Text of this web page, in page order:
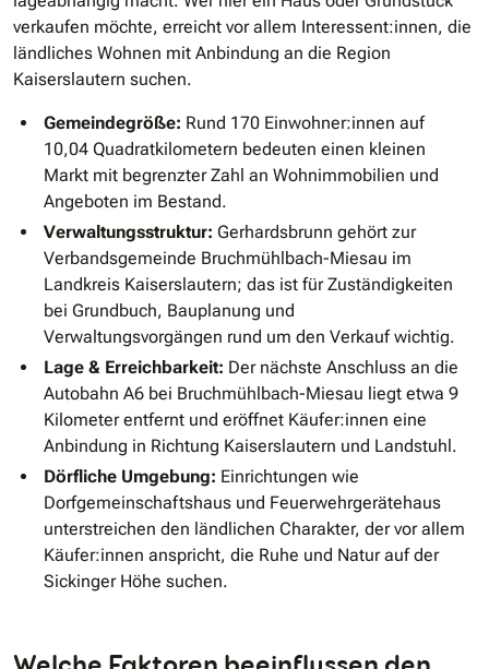
verkaufen möchte, erreicht vor allem Interessent:innen, die
ländliches Wohnen mit Anbindung an die Region
Kaiserslautern suchen.
Gemeindegröße: Rund 170 Einwohner:innen auf
10,04 Quadratkilometern bedeuten einen kleinen
Markt mit begrenzter Zahl an Wohnimmobilien und
Angeboten im Bestand.
Verwaltungsstruktur: Gerhardsbrunn gehört zur
Verbandsgemeinde Bruchmühlbach-Miesau im
Landkreis Kaiserslautern; das ist für Zuständigkeiten
bei Grundbuch, Bauplanung und
Verwaltungsvorgängen rund um den Verkauf wichtig.
Lage & Erreichbarkeit: Der nächste Anschluss an die
Autobahn A6 bei Bruchmühlbach-Miesau liegt etwa 9
Kilometer entfernt und eröffnet Käufer:innen eine
Anbindung in Richtung Kaiserslautern und Landstuhl.
Dörfliche Umgebung: Einrichtungen wie
Dorfgemeinschaftshaus und Feuerwehrgerätehaus
unterstreichen den ländlichen Charakter, der vor allem
Käufer:innen anspricht, die Ruhe und Natur auf der
Sickinger Höhe suchen.